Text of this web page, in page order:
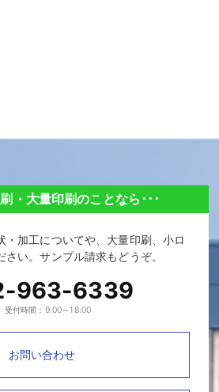
・大量印刷のことなら･･･
・加工についてや、大量印刷、小ロ
い。サンプル請求もどうぞ。
963-6339
受付時間：9:00～18:00
お問い合わせ